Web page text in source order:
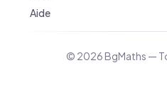
Aide
© 2026 BgMaths —